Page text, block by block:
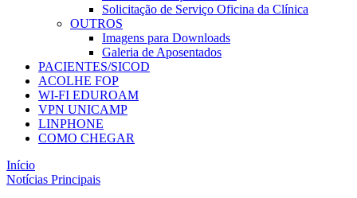
Solicitação de Serviço Oficina da Clínica
OUTROS
Imagens para Downloads
Galeria de Aposentados
PACIENTES/SICOD
ACOLHE FOP
WI-FI EDUROAM
VPN UNICAMP
LINPHONE
COMO CHEGAR
Início
Notícias Principais